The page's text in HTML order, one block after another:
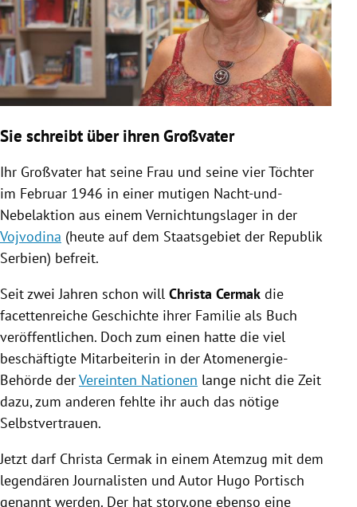
Sie schreibt über ihren Großvater
Ihr Großvater hat seine Frau und seine vier Töchter
im Februar 1946 in einer mutigen Nacht-und-
Nebelaktion aus einem Vernichtungslager in der
Vojvodina (heute auf dem Staatsgebiet der Republik
Serbien) befreit.
Seit zwei Jahren schon will Christa Cermak die
facettenreiche Geschichte ihrer Familie als Buch
veröffentlichen. Doch zum einen hatte die viel
beschäftigte Mitarbeiterin in der Atomenergie-
Behörde derVereinten Nationen lange nicht die Zeit
dazu, zum anderen fehlte ihr auch das nötige
Selbstvertrauen.
Jetzt darf Christa Cermakin einem Atemzug mit dem
legendären Journalisten und Autor Hugo Portisch
genannt werden. Der hat story.one ebenso eine